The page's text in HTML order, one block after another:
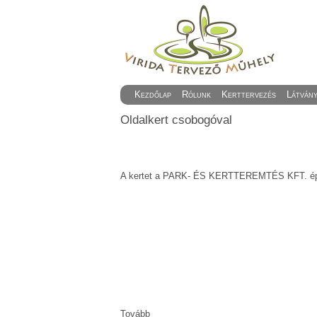
Kezdőlap Rólunk Kerttervezés
Oldalkert csobogóval
A kertet a PARK- ÉS KERTTEREMTÉS KFT.
Tovább